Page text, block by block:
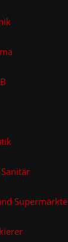
Supermärkte